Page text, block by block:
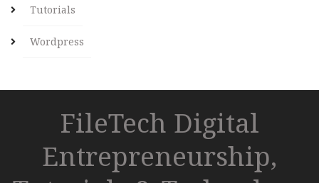
Tutorials
Wordpress
FileTech Digital
Entrepreneurship,